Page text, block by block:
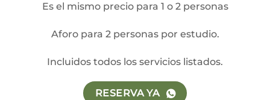
Es el mismo precio para 1 o 2 personas
Aforo para 2 personas por estudio.
Incluidos todos los servicios listados.
RESERVA YA